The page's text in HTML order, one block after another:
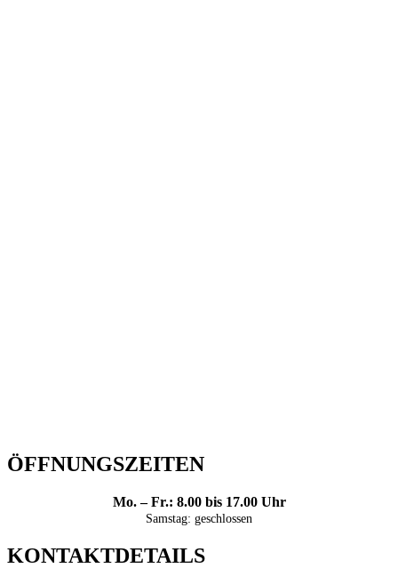
ÖFFNUNGSZEITEN
Mo. – Fr.: 8.00 bis 17.00 Uhr
Samstag: geschlossen
KONTAKTDETAILS